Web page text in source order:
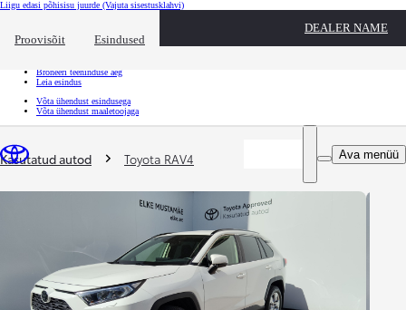
Liigu edasi põhisisu juurde (Vajuta sisestusklahvi)
Proovisõit Esindused
DEALER NAME
Kiirtee Klõpsa kiirtee ülekatte sulgemiseks
Broneeri teeninduse aeg
Leia esindus
Võta ühendust esindusega
Võta ühendust maaletoojaga
Ava menüü
Sina oled siin
Kasutatud autod Toyota RAV4